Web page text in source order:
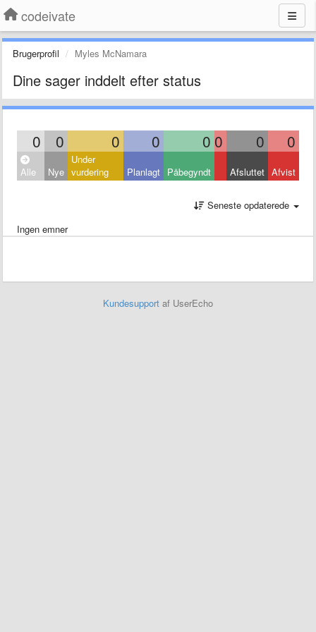
codeivate
Brugerprofil Myles McNamara
Dine sager inddelt efter status
0 0 0 0 0 0 0 0
Alle Nye
Under
vurdering
Planlagt Påbegyndt Afsluttet Afvist
Seneste opdaterede
Ingen emner
Kundesupport af UserEcho